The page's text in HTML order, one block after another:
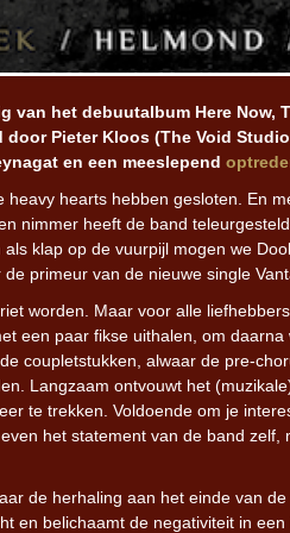
het debuutalbum Here Now,
Pieter Kloos (The Void
en een meeslepend
hearts hebben gesloten. En
nimmer heeft de band
als klap op de vuurpijl mogen we
primeur van de nieuwe single
worden. Maar voor alle
een paar fikse uithalen, om
coupletstukken, alwaar de pre-
Langzaam ontvouwt het
te trekken. Voldoende om je
het statement van de band zelf,
de herhaling aan het einde van
en belichaamt de negativiteit in een